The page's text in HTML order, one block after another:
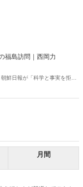
福島訪問｜西岡力
鮮日報が「科学と事実を拒
を見てきた筆者からすると驚
月間